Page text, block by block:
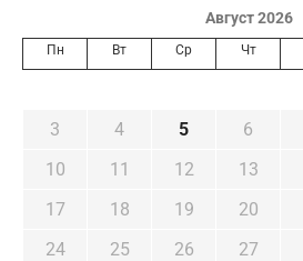
Август 2026
Пн Вт Ср Чт
3
4 5 6
10
11 12 13
17
18 19 20
24
25 26 27